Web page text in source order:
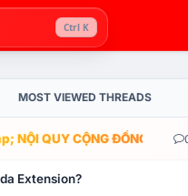
Ctrl K
MOST VIEWED THREADS
NỘI QUY CỘNG ĐỒNG
Extension?